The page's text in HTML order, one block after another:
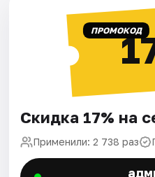
ПРОМОКОД
Скидка 17% на
Применили: 2 738 раз